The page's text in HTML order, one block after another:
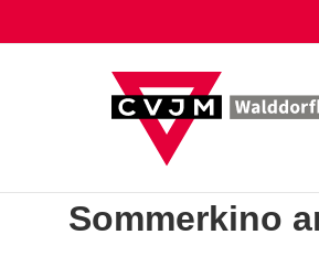
Inhalt
Sommerkino